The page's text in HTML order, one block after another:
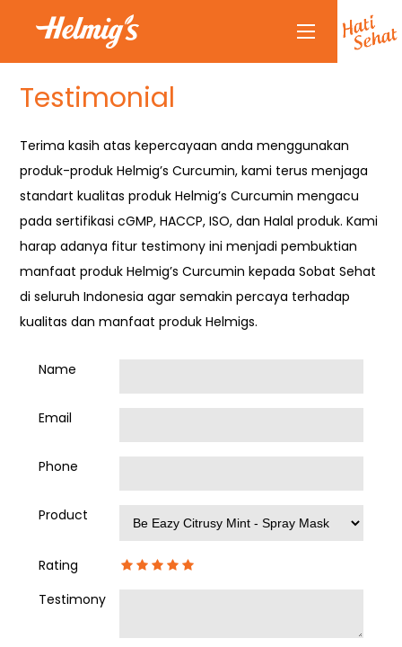
Tentang Kami
Produk
Rekan Kami
Partnership
Berita Terkini
Siaran Pers
Hubungi Kami
FAQ
Testimonial
Terima kasih atas kepercayaan anda menggunakan
produk-produk Helmig’s Curcumin, kami terus menjaga
standart kualitas produk Helmig’s Curcumin mengacu
pada sertifikasi cGMP, HACCP, ISO, dan Halal produk. Kami
harap adanya fitur testimony ini menjadi pembuktian
manfaat produk Helmig’s Curcumin kepada Sobat Sehat
di seluruh Indonesia agar semakin percaya terhadap
kualitas dan manfaat produk Helmigs.
Name
Email
Phone
Product
Rating
Testimony